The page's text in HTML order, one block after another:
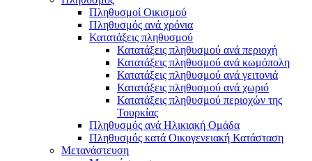
Πληθυσμοί Οικισμού
Πληθυσμός ανά χρόνια
Κατατάξεις πληθυσμού
Κατατάξεις πληθυσμού ανά περιοχή
Κατατάξεις πληθυσμού ανά κωμόπολη
Κατατάξεις πληθυσμού ανά γειτονιά
Κατατάξεις πληθυσμού ανά χωριό
Κατατάξεις πληθυσμού περιοχών της
Τουρκίας
Πληθυσμός ανά Ηλικιακή Ομάδα
Πληθυσμός κατά Οικογενειακή Κατάσταση
Μετανάστευση